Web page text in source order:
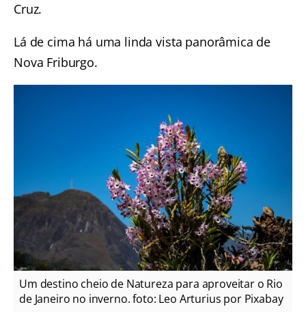
Cruz.
Lá de cima há uma linda vista panorâmica de
Nova Friburgo.
Um destino cheio de Natureza para aproveitar o Rio
de Janeiro no inverno. foto: Leo Arturius por Pixabay